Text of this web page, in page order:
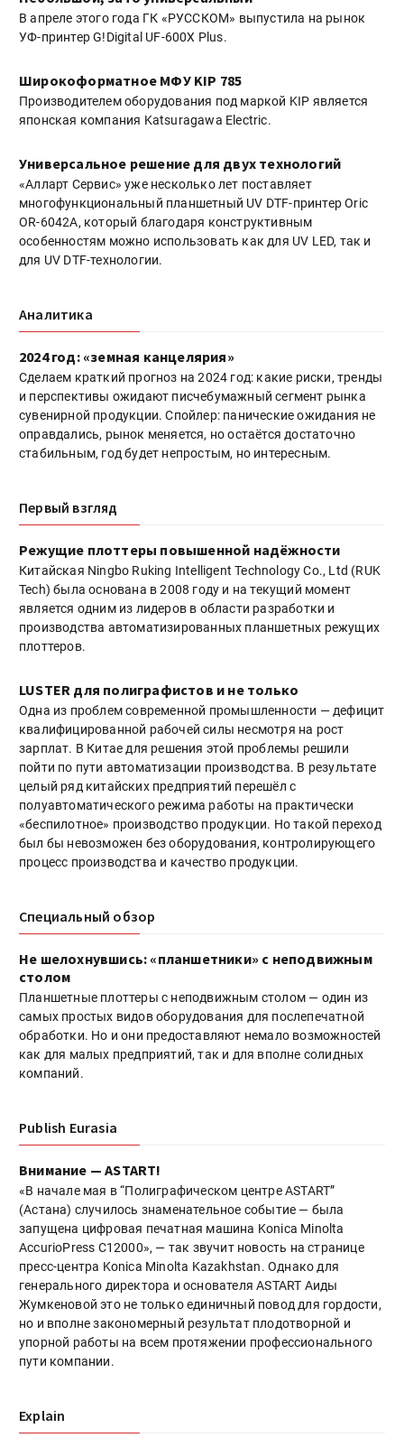
В апреле этого года ГК «РУССКОМ» выпустила на рынок
УФ-принтер G!Digital UF-600X Plus.
Широкоформатное МФУ KIP 785
Производителем оборудования под маркой KIP является
японская компания Katsuragawa Electric.
Универсальное решение для двух технологий
«Алларт Сервис» уже несколько лет поставляет
многофункциональный планшетный UV DTF-принтер Oric
OR-6042A, который благодаря конструктивным
особенностям можно использовать как для UV LED, так и
для UV DTF-технологии.
Аналитика
2024 год: «земная канцелярия»
Сделаем краткий прогноз на 2024 год: какие риски, тренды
и перспективы ожидают писчебумажный сегмент рынка
сувенирной продукции. Спойлер: панические ожидания не
оправдались, рынок меняется, но остаётся достаточно
стабильным, год будет непростым, но интересным.
Первый взгляд
Режущие плоттеры повышенной надёжности
Китайская Ningbo Ruking Intelligent Technology Co., Ltd (RUK
Tech) была основана в 2008 году и на текущий момент
является одним из лидеров в области разработки и
производства автоматизированных планшетных режущих
плоттеров.
LUSTER для полиграфистов и не только
Одна из проблем современной промышленности — дефицит
квалифицированной рабочей силы несмотря на рост
зарплат. В Китае для решения этой проблемы решили
пойти по пути автоматизации производства. В результате
целый ряд китайских предприятий перешёл с
полуавтоматического режима работы на практически
«беспилотное» производство продукции. Но такой переход
был бы невозможен без оборудования, контролирующего
процесс производства и качество продукции.
Специальный обзор
Не шелохнувшись: «планшетники» с неподвижным
столом
Планшетные плоттеры с неподвижным столом — один из
самых простых видов оборудования для послепечатной
обработки. Но и они предоставляют немало возможностей
как для малых предприятий, так и для вполне солидных
компаний.
Publish Eurasia
Внимание — ASTART!
«В начале мая в “Полиграфическом центре ASTART”
(Астана) случилось знаменательное событие — была
запущена цифровая печатная машина Konica Minolta
AccurioPress C12000», — так звучит новость на странице
пресс-центра Konica Minolta Kazakhstan. Однако для
генерального директора и основателя ASTART Аиды
Жумкеновой это не только единичный повод для гордости,
но и вполне закономерный результат плодотворной и
упорной работы на всем протяжении профессионального
пути компании.
Explain